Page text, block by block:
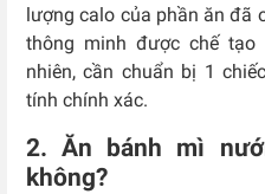
lượng calo của phần ăn đã
thông minh được chế
nhiên, cần chuẩn bị 1
tính chính xác.
2. Ăn bánh mì
không?